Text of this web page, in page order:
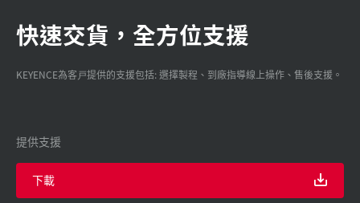
快速交貨，全方位支援
KEYENCE為客戸提供的支援包括: 選擇製程、到廠指導線上操作、售後支援。
提供支援
下載